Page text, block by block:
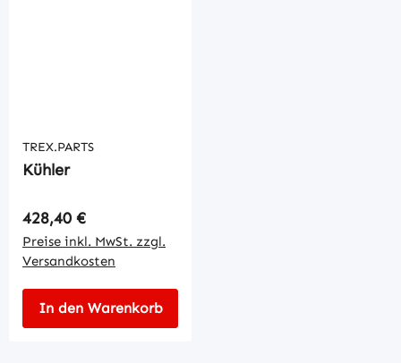
TREX.PARTS
Kühler
Regulärer Preis:
428,40 €
Preise inkl. MwSt. zzgl.
Versandkosten
In den Warenkorb